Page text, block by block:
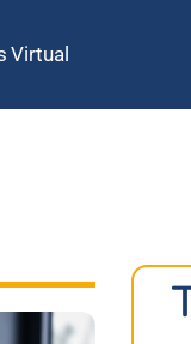
Virtual